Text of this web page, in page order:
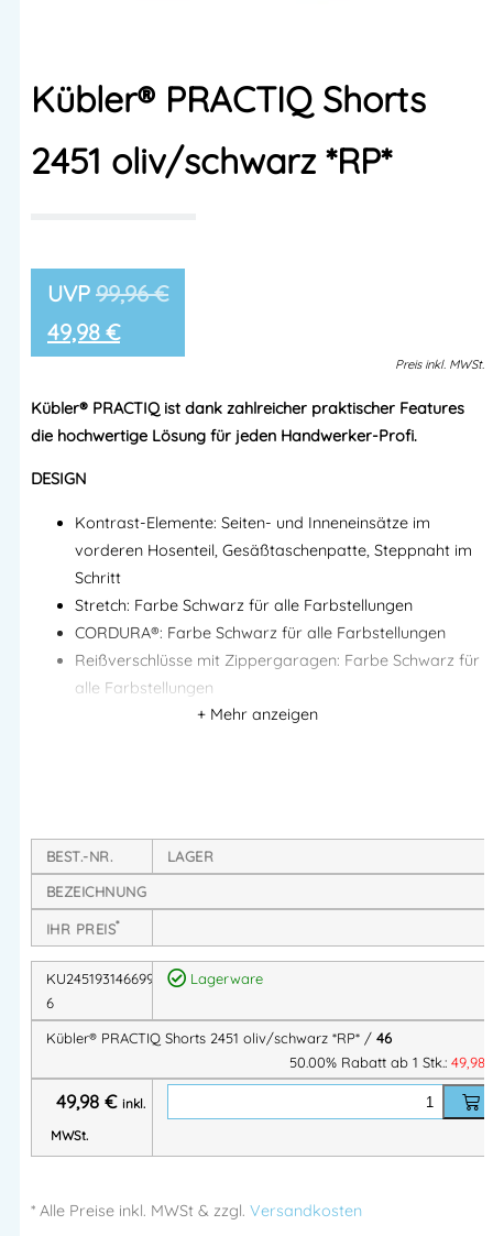
Kübler® PRACTIQ Shorts
2451 oliv/schwarz *RP*
99,96€
49,98 €
Preis inkl. MWSt.
Kübler® PRACTIQ ist dank zahlreicher praktischer Features
die hochwertige Lösung für jeden Handwerker-Profi.
DESIGN
Kontrast-Elemente: Seiten- und Inneneinsätze im
vorderen Hosenteil, Gesäßtaschenpatte, Steppnaht im
Schritt
Stretch: Farbe Schwarz für alle Farbstellungen
CORDURA®: Farbe Schwarz für alle Farbstellungen
Reißverschlüsse mit Zippergaragen: Farbe Schwarz für
alle Farbstellungen
Reflex-Elemente: Vorne und seitlich platziert – für
Bewegungsfreiheit
2 Seitentaschen mit Übergriff-Funktion, Eingriffe mit
CORDURA®-Verstärkung
2 geräumige Holstertaschen mit aufgesetzten
Werkzeugtaschen aus CORDURA®, optional in Hose
2 Gesäßtaschen; Tascheninnenseite mit CORDURA®-
Verstärkung, rechts mit Patte aus CORDURA® und
Klette
Rechts: lose doppelte Meterstabtasche, innen mit
CORDURA®-Verstärkung, zusätzliche aufgesetzte
Multifunktionstasche, integrierte Hammerschlaufe
Verstärkung; Links: doppelte Schenkeltasche mit Patte
BEST.-NR.
LAGER
BEZEICHNUNG
IHR PREIS*
KU2451931466994
6
Lagerware
Kübler® PRACTIQ Shorts 2451 oliv/schwarz *RP* / 46
50.00% Rabatt ab 1 Stk.: 49,98
49,98 € inkl.
MWSt.
* Alle Preise inkl. MWSt & zzgl. Versandkosten